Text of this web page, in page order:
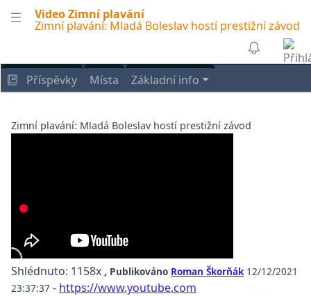
Video Zimní plavání
Zimní plavání: Mladá Boleslav hostí prestižní závod
Příspěvky Místa Základní info
Zimní plavání: Mladá Boleslav hostí prestižní závod
Shlédnuto: 1158x , Publikováno Roman Škorňák 12/12/2021
23:37:37 - https://www.youtube.com